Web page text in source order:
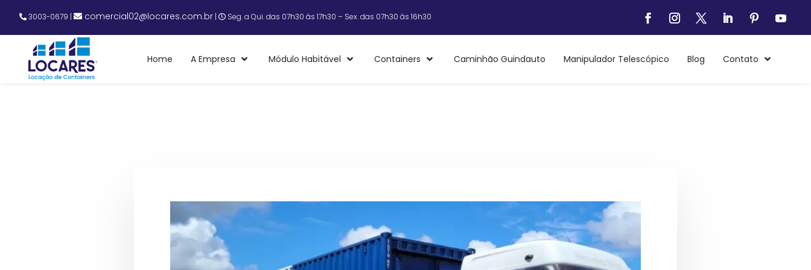
3003-0679 | comercial02@locares.com.br | Seg. a Qui. das 07h30 às 17h30 – Sex. das 07h30 às 16h30
Home A Empresa Módulo Habitável Containers Caminhão Guindauto Manipulador Telescópico Blog Contato